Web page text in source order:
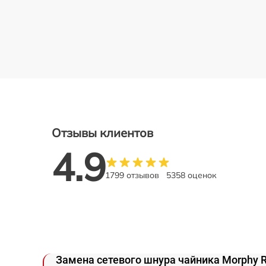
Отзывы клиентов
4.91799 отзывов 5358 оценок
Замена сетевого шнура чайника Morphy